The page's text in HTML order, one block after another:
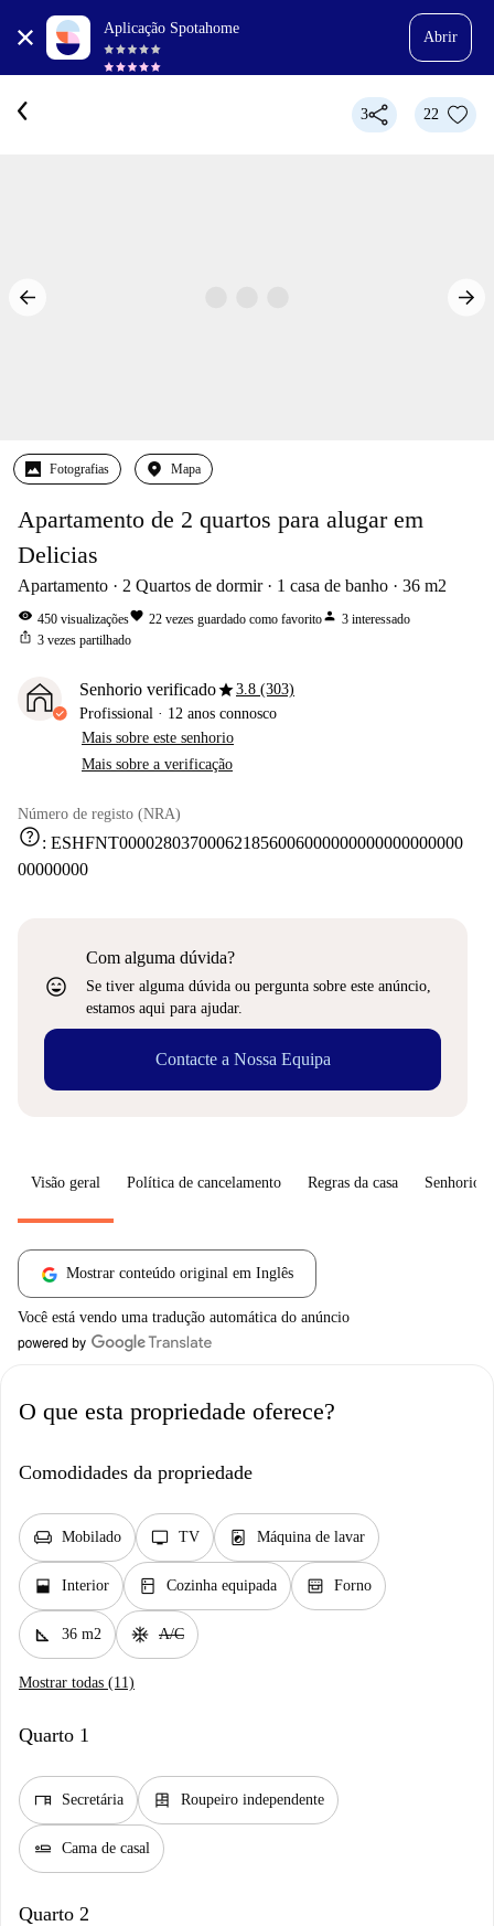
Aplicação Spotahome
Abrir
3 22
Fotografias Mapa
Apartamento de 2 quartos para alugar em
Delicias
Apartamento 2 Quartos de dormir 1 casa de banho 36 m2
visibility 450 visualizaçõesfavorite 22 vezes guardado como favoritoperson 3 interessado
ios_share 3 vezes partilhado
Senhorio verificadostar3.8 (303)
Profissional · 12 anos connosco
Mais sobre este senhorio
Mais sobre a verificação
Número de registo (NRA)
help: ESHFNT000028037000621856006000000000000000000
00000000
sentiment_very_satisfied
Com alguma dúvida?
Se tiver alguma dúvida ou pergunta sobre este anúncio,
estamos aqui para ajudar.
Contacte a Nossa Equipa
Visão geral Política de cancelamento Regras da casa Senhorio
Mostrar conteúdo original em Inglês
Você está vendo uma tradução automática do anúncio
O que esta propriedade oferece?
Comodidades da propriedade
chair Mobilado tv TV local_laundry_service Máquina de lavar
window_open Interior kitchen Cozinha equipada oven_gen Forno
square_foot 36 m2 ac_unit A/C
Mostrar todas (11)
Quarto 1
desk Secretária dresser Roupeiro independente
airline_seat_flat Cama de casal
Quarto 2